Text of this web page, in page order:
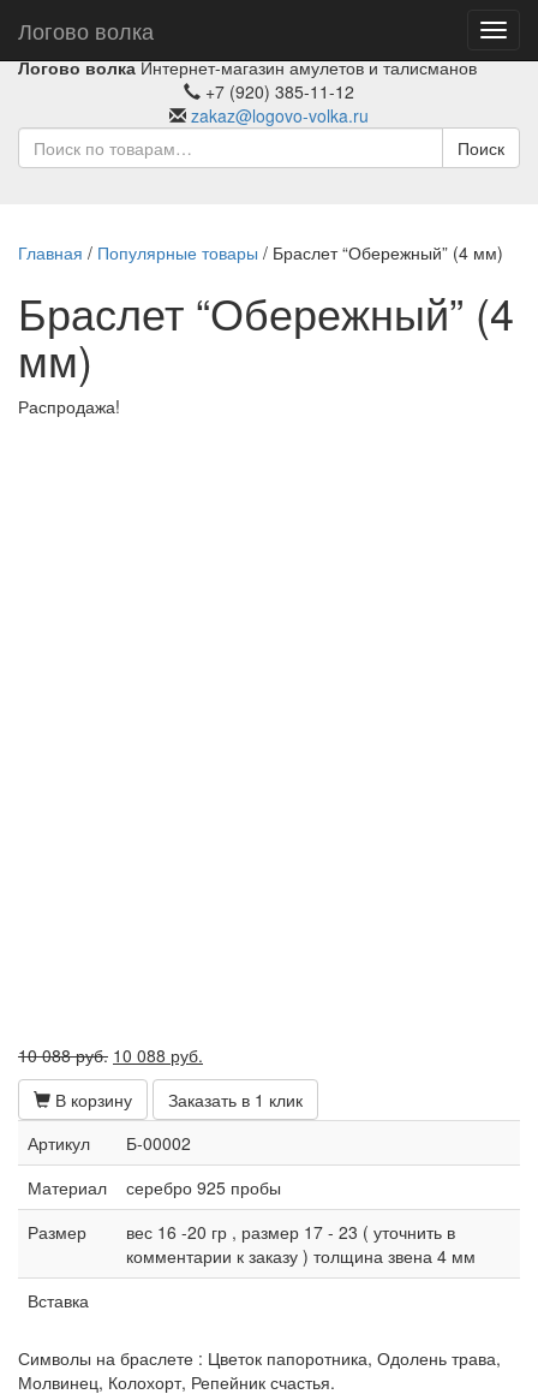
Логово волка
Логово волка Интернет-магазин амулетов и талисманов
+7 (920) 385-11-12
zakaz@logovo-volka.ru
Поиск
Главная / Популярные товары / Браслет “Обережный” (4 мм)
Браслет “Обережный” (4
мм)
Распродажа!
10 088руб. Первоначальная
цена
составляла
10
088 руб..
10 088 руб.
цена:
10
088 руб..
В корзину
Заказать в 1 клик
Артикул
Б-00002
Материал
серебро 925 пробы
Размер
вес 16 -20 гр , размер 17 - 23 ( уточнить в
комментарии к заказу ) толщина звена 4 мм
Вставка
Символы на браслете : Цветок папоротника, Одолень трава,
Молвинец, Колохорт, Репейник счастья.